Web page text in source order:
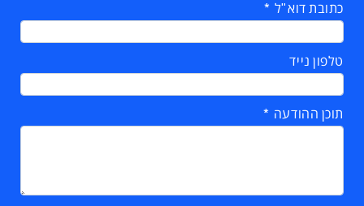
כתובת דוא"ל
טלפון נייד
תוכן ההודעה